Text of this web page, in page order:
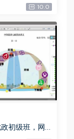
10.0
初级班，网